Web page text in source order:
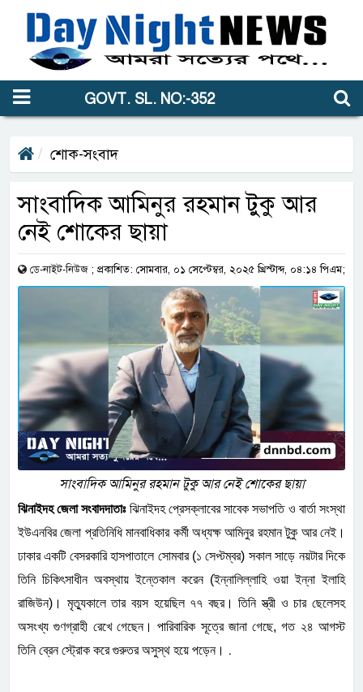
GOVT. SL. NO:-352
শোক-সংবাদ
সাংবাদিক আমিনুর রহমান টুকু আর
নেই শোকের ছায়া
ডে-নাইট-নিউজ ; প্রকাশিত: সোমবার, ০১ সেপ্টেম্বর, ২০২৫ খ্রিস্টাব্দ, ০৪:১৪ পিএম;
সাংবাদিক আমিনুর রহমান টুকু আর নেই শোকের ছায়া
ঝিনাইদহ জেলা সংবাদদাতাঃ ঝিনাইদহ প্রেসক্লাবের সাবেক সভাপতি ও বার্তা সংস্থা
ইউএনবির জেলা প্রতিনিধি মানবাধিকার কর্মী অধ্যক্ষ আমিনুর রহমান টুকু আর নেই।
ঢাকার একটি বেসরকারি হাসপাতালে সোমবার (১ সেপ্টম্বর) সকাল সাড়ে নয়টার দিকে
তিনি চিকিৎসাধীন অবস্থায় ইন্তেকাল করেন (ইন্নালিল্লাহি ওয়া ইন্না ইলাহি
রাজিউন)। মৃত্যুকালে তার বয়স হয়েছিল ৭৭ বছর। তিনি স্ত্রী ও চার ছেলেসহ
অসংখ্য গুণগ্রাহী রেখে গেছেন। পারিবারিক সূত্রে জানা গেছে, গত ২৪ আগস্ট
তিনি ব্রেন স্ট্রোক করে গুরুতর অসুস্থ হয়ে পড়েন। .